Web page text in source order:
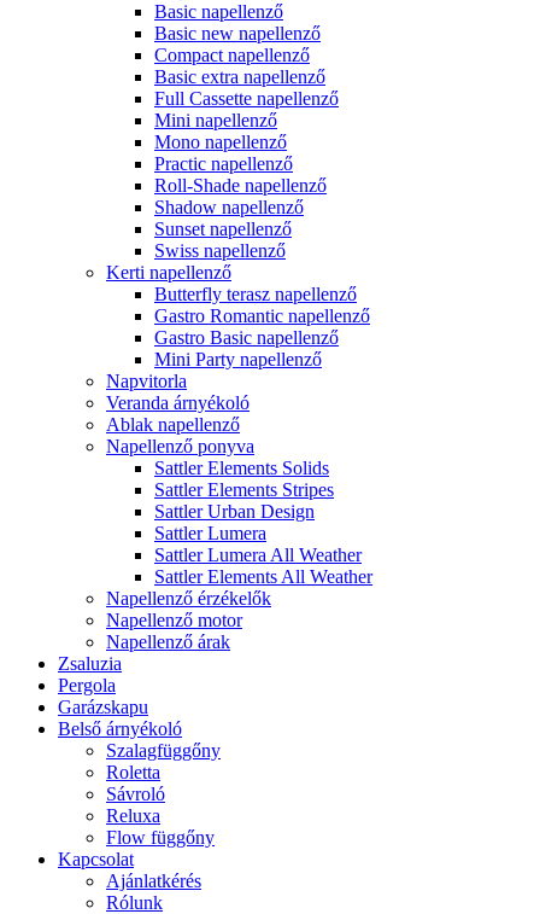
Basic napellenző
Basic new napellenző
Compact napellenző
Basic extra napellenző
Full Cassette napellenző
Mini napellenző
Mono napellenző
Practic napellenző
Roll-Shade napellenző
Shadow napellenző
Sunset napellenző
Swiss napellenző
Kerti napellenző
Butterfly terasz napellenző
Gastro Romantic napellenző
Gastro Basic napellenző
Mini Party napellenző
Napvitorla
Veranda árnyékoló
Ablak napellenző
Napellenző ponyva
Sattler Elements Solids
Sattler Elements Stripes
Sattler Urban Design
Sattler Lumera
Sattler Lumera All Weather
Sattler Elements All Weather
Napellenző érzékelők
Napellenző motor
Napellenző árak
Zsaluzia
Pergola
Garázskapu
Belső árnyékoló
Szalagfüggőny
Roletta
Sávroló
Reluxa
Flow függőny
Kapcsolat
Ajánlatkérés
Rólunk